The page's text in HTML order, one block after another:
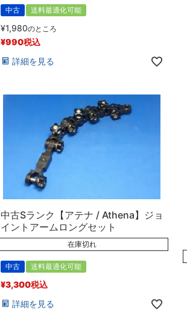
中古 送料最適化可能
¥1,980のところ
¥990税込
詳細を見る
中古Sランク【アテナ / Athena】ジョ
イントアームロングセット
在庫切れ
中古 送料最適化可能
¥3,300税込
詳細を見る